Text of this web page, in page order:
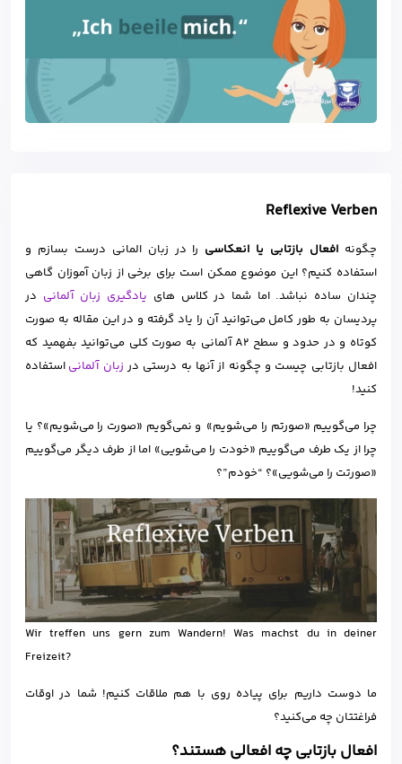
Reflexive Verben
چگونه افعال بازتابی یا انعکاسی را در زبان المانی درست بسازم و
استفاده کنیم؟ این موضوع ممکن است برای برخی از زبان آموزان گاهی
چندان ساده نباشد. اما شما در کلاس های یادگیری زبان آلمانی در
پردیسان به طور کامل می‌توانید آن را یاد گرفته و در این مقاله به صورت
کوتاه و در حدود و سطح A2 آلمانی به صورت کلی می‌توانید بفهمید که
افعال بازتابی چیست و چگونه از آنها به درستی در زبان آلمانی استفاده
کنید!
چرا می‌گوییم «صورتم را می‌شویم» و نمی‌گویم «صورت را می‌شویم»؟ یا
چرا از یک طرف می‌گوییم «خودت را می‌شویی» اما از طرف دیگر می‌گوییم
«صورتت را می‌شویی»؟ “خودم”؟
Wir treffen uns gern zum Wandern! Was machst du in deiner
Freizeit?
ما دوست داریم برای پیاده روی با هم ملاقات کنیم! شما در اوقات
فراغتتان چه می‌کنید؟
افعال بازتابی چه افعالی هستند؟